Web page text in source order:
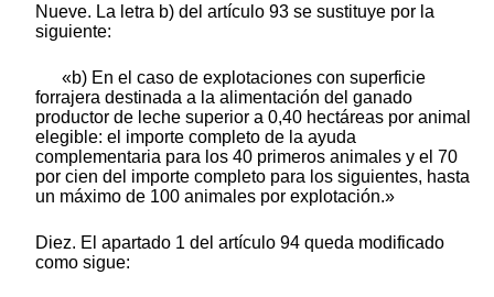
Nueve. La letra b) del artículo 93 se sustituye por la
siguiente:
«b) En el caso de explotaciones con superficie
forrajera destinada a la alimentación del ganado
productor de leche superior a 0,40 hectáreas por animal
elegible: el importe completo de la ayuda
complementaria para los 40 primeros animales y el 70
por cien del importe completo para los siguientes, hasta
un máximo de 100 animales por explotación.»
Diez. El apartado 1 del artículo 94 queda modificado
como sigue: